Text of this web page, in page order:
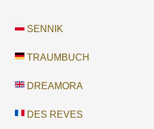
SENNIK
TRAUMBUCH
DREAMORA
DES REVES